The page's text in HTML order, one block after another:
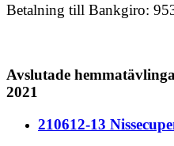
Betalning till Bankgiro:
Avslutade
2021
210612-13